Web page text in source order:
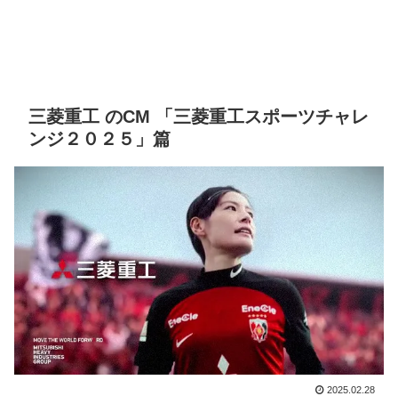
三菱重工 のCM 「三菱重工スポーツチャレ
ンジ２０２５」篇
2025.02.28